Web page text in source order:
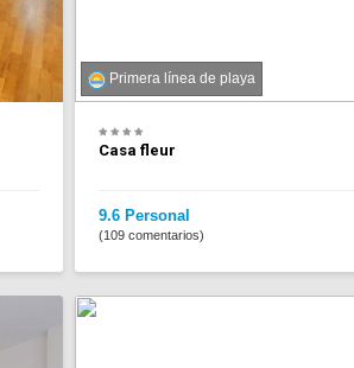
Primera línea de playa
Casa fleur
9.6 Personal
(109 comentarios)